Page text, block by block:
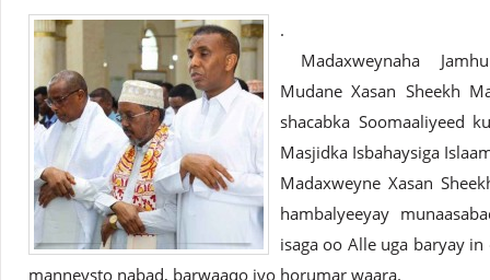
.
Madaxweynaha
Mudane Xasan Sheekh
shacabka Soomaaliyeed
Masjidka Isbahaysiga
Madaxweyne Xasan
hambalyeeyay
isaga oo Alle uga baryay
manneysto nabad, barwaaqo iyo horumar waara.